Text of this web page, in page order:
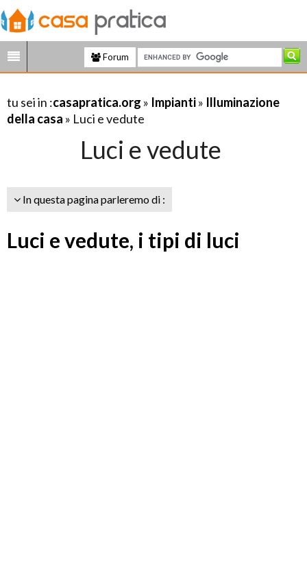
Forum
tu sei in :casapratica.org » Impianti» Illuminazione
della casa » Luci e vedute
Luci e vedute
In questa pagina parleremo di :
Luci e vedute, i tipi di luci